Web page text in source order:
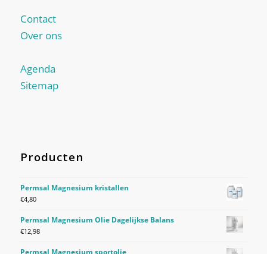
Contact
Over ons
Agenda
Sitemap
Producten
Permsal Magnesium kristallen
€4,80
Permsal Magnesium Olie Dagelijkse Balans
€12,98
Permsal Magnesium sportolie